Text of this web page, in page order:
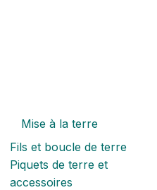
Mise à la terre
Fils et boucle de terre
Piquets de terre et
accessoires